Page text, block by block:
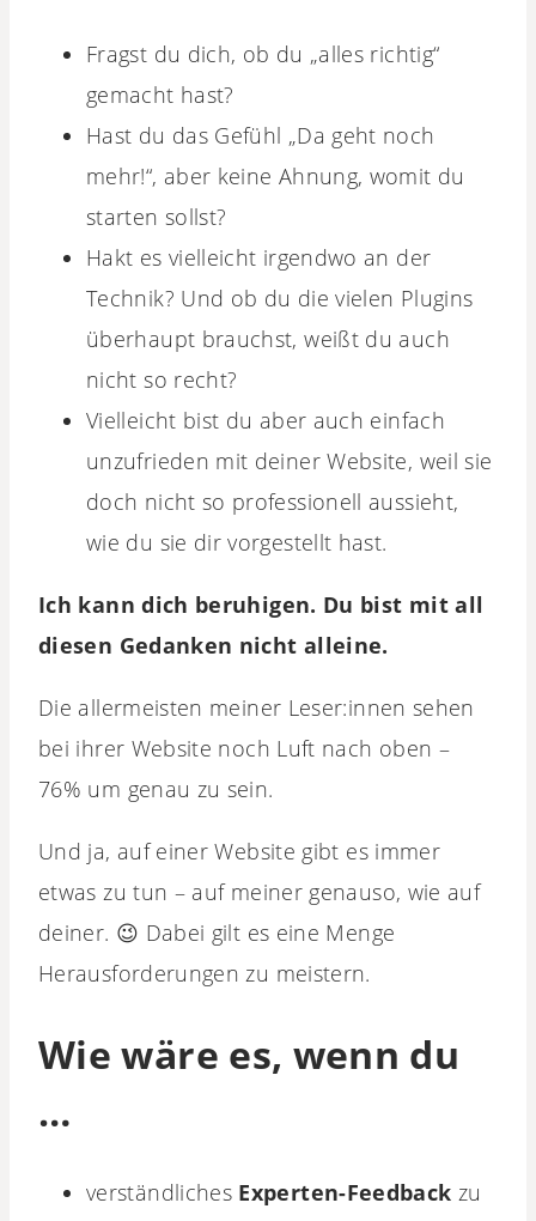
Fragst du dich, ob du „alles richtig“
gemacht hast?
Hast du das Gefühl „Da geht noch
mehr!“, aber keine Ahnung, womit du
starten sollst?
Hakt es vielleicht irgendwo an der
Technik? Und ob du die vielen Plugins
überhaupt brauchst, weißt du auch
nicht so recht?
Vielleicht bist du aber auch einfach
unzufrieden mit deiner Website, weil sie
doch nicht so professionell aussieht,
wie du sie dir vorgestellt hast.
Ich kann dich beruhigen. Du bist mit all
diesen Gedanken nicht alleine.
Die allermeisten meiner Leser:innen sehen
bei ihrer Website noch Luft nach oben –
76% um genau zu sein.
Und ja, auf einer Website gibt es immer
etwas zu tun – auf meiner genauso, wie auf
deiner. 😉 Dabei gilt es eine Menge
Herausforderungen zu meistern.
Wie wäre es, wenn du
…
verständliches Experten-Feedback zu